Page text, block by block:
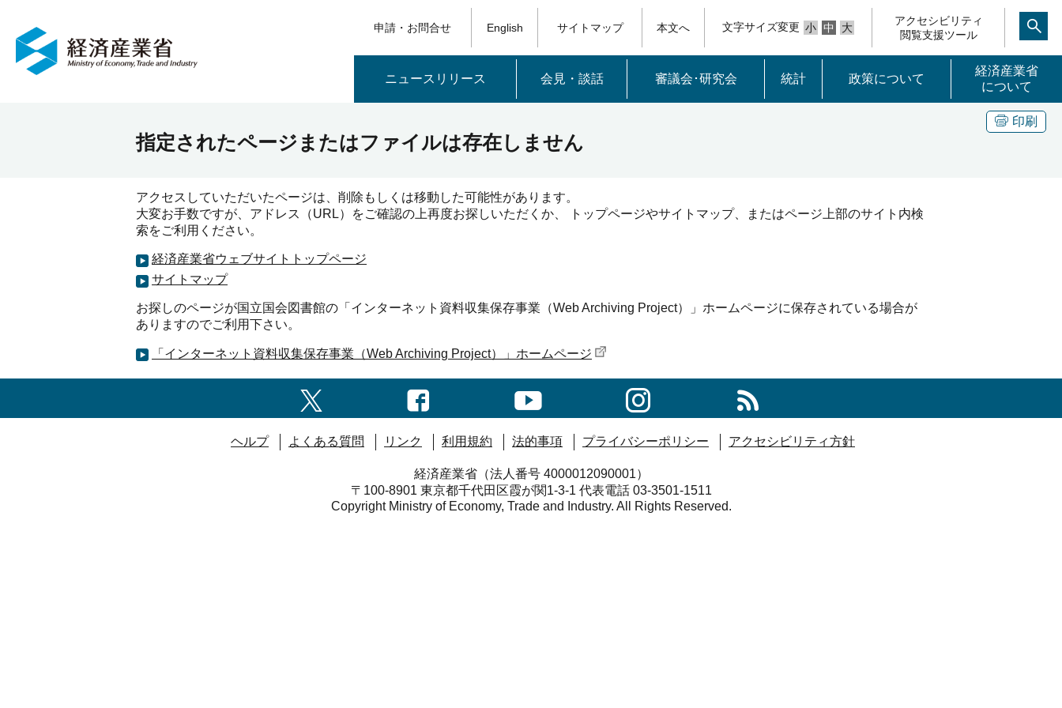
申請・お問合せ English サイトマップ 本文へ 文字サイズ変更 小 中 大
アクセシビリティ
閲覧支援ツール
ニュースリリース 会見・談話 審議会･研究会 統計 政策について
経済産業省
について
印刷
指定されたページまたはファイルは存在しません
アクセスしていただいたページは、削除もしくは移動した可能性があります。
大変お手数ですが、アドレス（URL）をご確認の上再度お探しいただくか、 トップページやサイトマップ、またはページ上部のサイト内検
索をご利用ください。
経済産業省ウェブサイトトップページ
サイトマップ
お探しのページが国立国会図書館の「インターネット資料収集保存事業（Web Archiving Project）」ホームページに保存されている場合が
ありますのでご利用下さい。
「インターネット資料収集保存事業（Web Archiving Project）」ホームページ
ヘルプ よくある質問 リンク 利用規約 法的事項 プライバシーポリシー アクセシビリティ方針
経済産業省（法人番号 4000012090001）
〒100-8901 東京都千代田区霞が関1-3-1 代表電話 03-3501-1511
Copyright Ministry of Economy, Trade and Industry. All Rights Reserved.